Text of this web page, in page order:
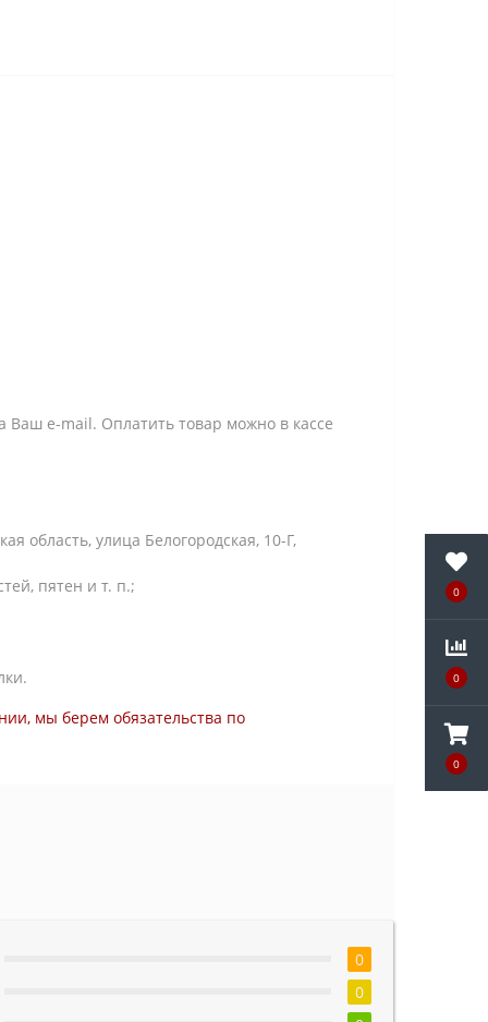
0
0
0
Ваш e-mail. Оплатить товар можно в кассе
область, улица Белогородская, 10-Г,
пятен и т. п.;
мы берем обязательства по
0
0